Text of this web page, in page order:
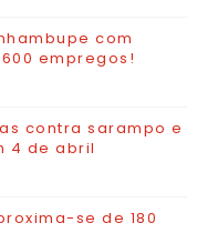
com
empregos!
contra sarampo e
4 de abril
se de 180